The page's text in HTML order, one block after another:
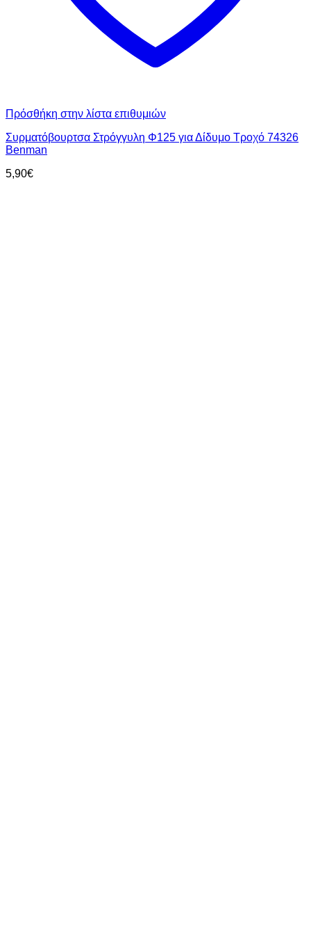
Πρόσθήκη στην λίστα επιθυμιών
Συρματόβουρτσα Στρόγγυλη Φ125 για Δίδυμο Τροχό 74326
Benman
5,90€